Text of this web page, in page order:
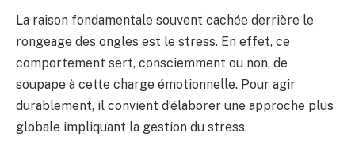
La raison fondamentale souvent cachée derrière le
rongeage des ongles est le stress. En effet, ce
comportement sert, consciemment ou non, de
soupape à cette charge émotionnelle. Pour agir
durablement, il convient d’élaborer une approche plus
globale impliquant la gestion du stress.